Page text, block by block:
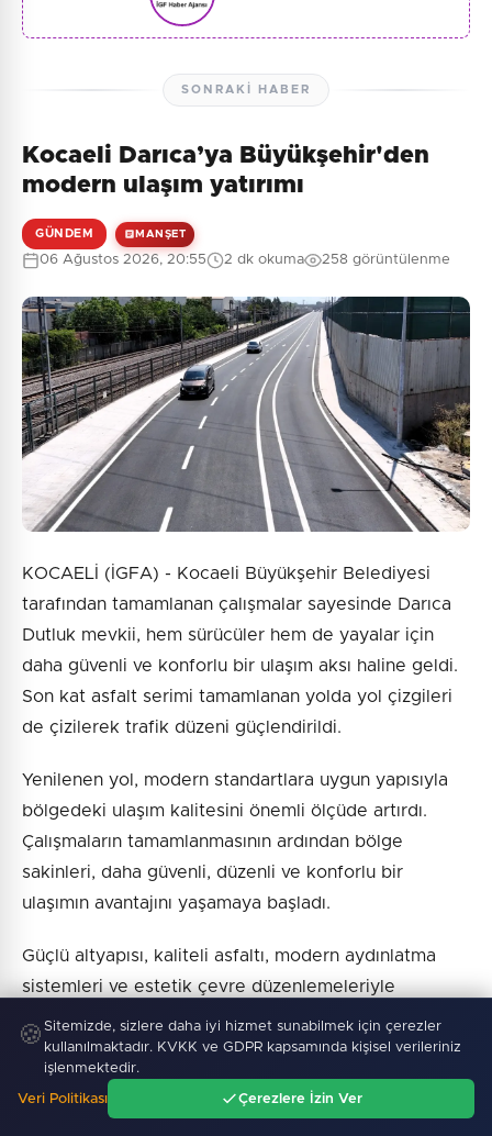
SONRAKI HABER
Kocaeli Darıca’ya Büyükşehir'den
modern ulaşım yatırımı
GÜNDEM MANŞET
06 Ağustos 2026, 20:55 2 dk okuma 258 görüntülenme
KOCAELİ (İGFA) - Kocaeli Büyükşehir Belediyesi
tarafından tamamlanan çalışmalar sayesinde Darıca
Dutluk mevkii, hem sürücüler hem de yayalar için
daha güvenli ve konforlu bir ulaşım aksı haline geldi.
Son kat asfalt serimi tamamlanan yolda yol çizgileri
de çizilerek trafik düzeni güçlendirildi.
Yenilenen yol, modern standartlara uygun yapısıyla
bölgedeki ulaşım kalitesini önemli ölçüde artırdı.
Çalışmaların tamamlanmasının ardından bölge
sakinleri, daha güvenli, düzenli ve konforlu bir
ulaşımın avantajını yaşamaya başladı.
Güçlü altyapısı, kaliteli asfaltı, modern aydınlatma
sistemleri ve estetik çevre düzenlemeleriyle
yenilenen Dutluk mevkii yolu, Darıca’nın ulaşım ağına
değer katan önemli bir yatırım olarak hizmete
sunuldu.
🍪 Sitemizde, sizlere daha iyi hizmet sunabilmek için çerezler
kullanılmaktadır. KVKK ve GDPR kapsamında kişisel verileriniz
işlenmektedir.
Veri Politikası Çerezlere İzin Ver
Gündem Ara Menü